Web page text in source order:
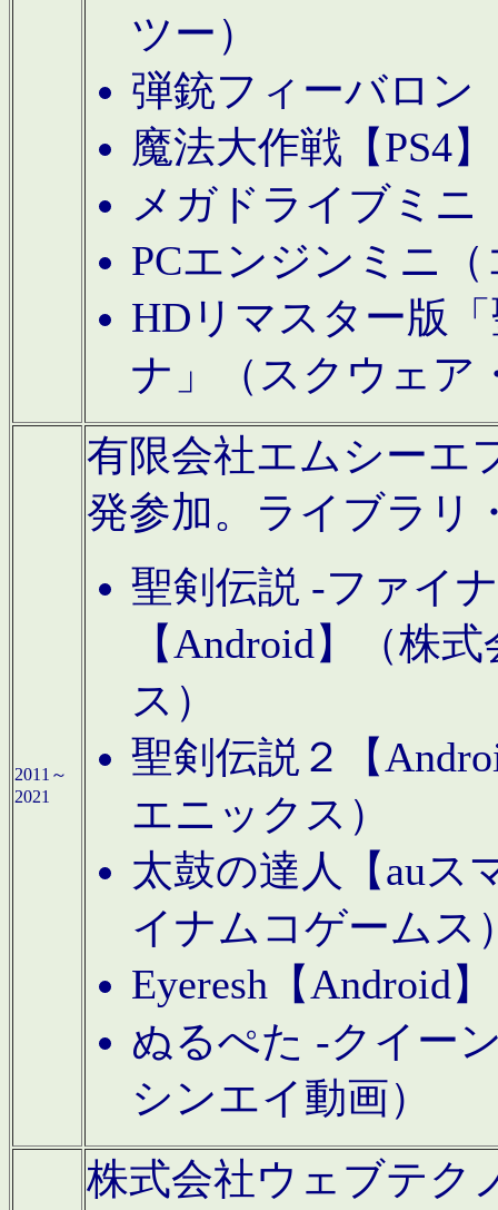
ツー）
弾銃フィーバロン
魔法大作戦【PS4
メガドライブミニ
PCエンジンミニ
HDリマスター版
ナ」（スクウェア
2011～
2021
有限会社エムシーエ
発参加。ライブラリ
聖剣伝説 -ファイ
【Android】（株
ス）
聖剣伝説２【
エニックス）
太鼓の達人【auス
イナムコゲームス
Eyeresh【Android
ぬるぺた -クイー
シンエイ動画）
株式会社ウェブテク